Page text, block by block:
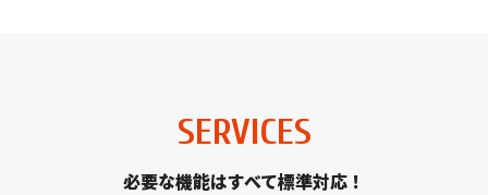
SERVICES
必要な機能はすべて標準対応！